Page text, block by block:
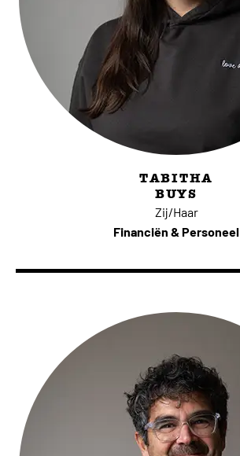
TABITHA
BUYS
Zij/Haar
Financiën & Personeel